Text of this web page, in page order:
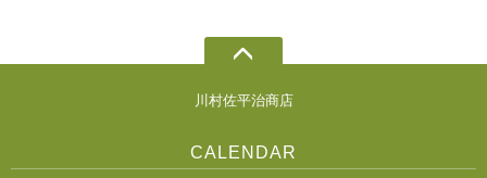
川村佐平治商店
CALENDAR